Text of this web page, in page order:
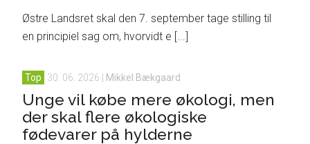
Østre Landsret skal den 7. september tage stilling til
en principiel sag om, hvorvidt e [...]
Top 30. 06. 2026 Mikkel Bækgaard
Unge vil købe mere økologi, men
der skal flere økologiske
fødevarer på hylderne